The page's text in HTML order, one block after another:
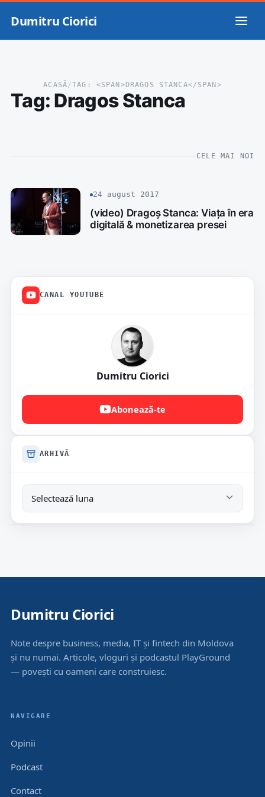
Dumitru Ciorici
ACASĂ/TAG: <SPAN>DRAGOS STANCA</SPAN>
Tag: Dragos Stanca
CELE MAI NOI
24 august 2017
(video) Dragoș Stanca: Viața în era
digitală & monetizarea presei
CANAL YOUTUBE
Dumitru Ciorici
Abonează-te
ARHIVĂ
Dumitru Ciorici
Note despre business, media, IT și fintech din Moldova
și nu numai. Articole, vloguri și podcastul PlayGround
— povești cu oameni care construiesc.
NAVIGARE
Opinii
Podcast
Contact